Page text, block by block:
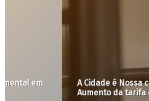
A Cidade é Nossa com Raquel
Aumento da tarifa de ônibus NÃO!